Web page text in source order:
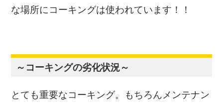
な場所にコーキングは使われています！！
～コーキングの劣化状況～
とても重要なコーキング。もちろんメンテナン